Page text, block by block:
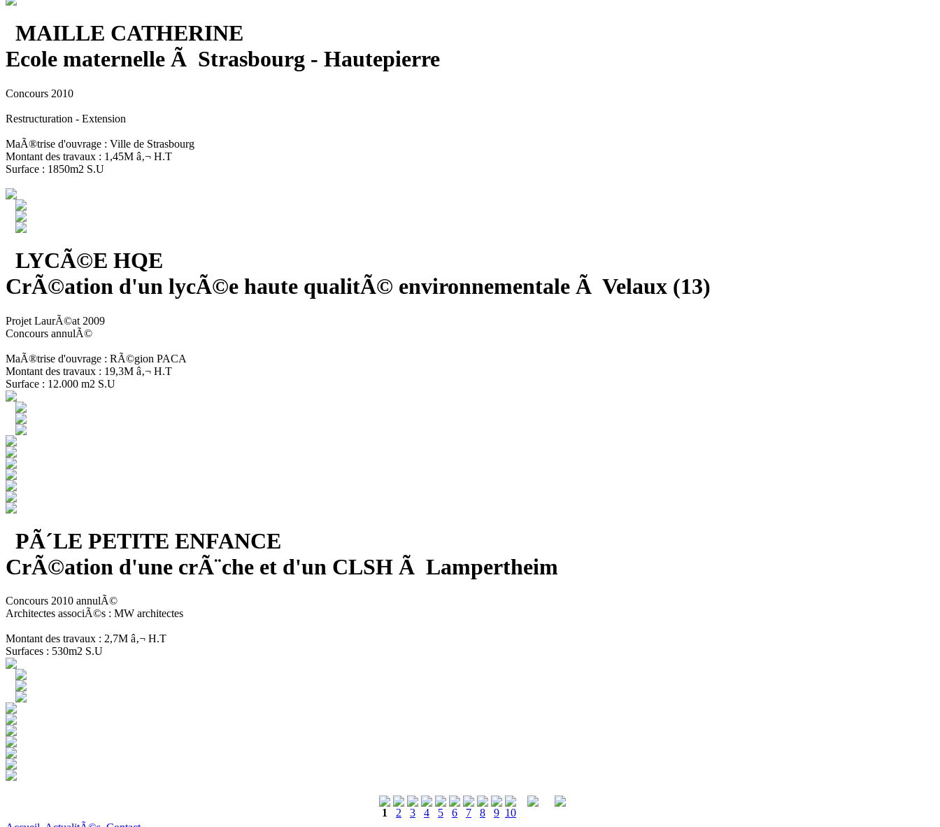
MAILLE CATHERINE
Ecole maternelle Ã Strasbourg - Hautepierre
Concours 2010
Restructuration - Extension
MaÃ®trise d'ouvrage : Ville de Strasbourg
Montant des travaux : 1,45M â‚¬ H.T
Surface : 1850m2 S.U
LYCÃ©E HQE
CrÃ©ation d'un lycÃ©e haute qualitÃ© environnementale Ã Velaux (13)
Projet LaurÃ©at 2009
Concours annulÃ©
MaÃ®trise d'ouvrage : RÃ©gion PACA
Montant des travaux : 19,3M â‚¬ H.T
Surface : 12.000 m2 S.U
PÃ´LE PETITE ENFANCE
CrÃ©ation d'une crÃ¨che et d'un CLSH Ã Lampertheim
Concours 2010 annulÃ©
Architectes associÃ©s : MW architectes
Montant des travaux : 2,7M â‚¬ H.T
Surfaces : 530m2 S.U
1 2 3 4 5 6 7 8 9 10